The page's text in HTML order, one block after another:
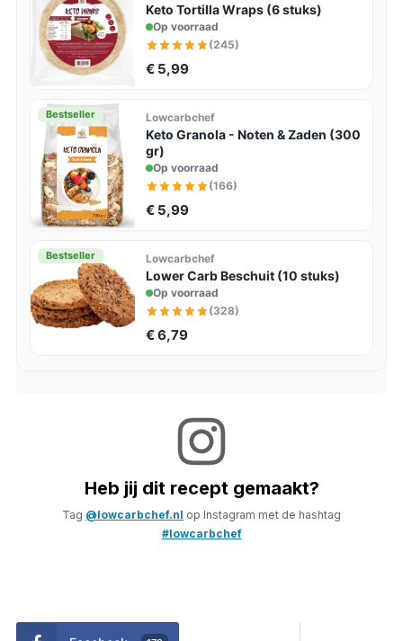
Keto Tortilla Wraps (6 stuks)
Op voorraad
(245)
€ 5,99
Bestseller Lowcarbchef
Keto Granola - Noten & Zaden (300
gr)
Op voorraad
(166)
€ 5,99
Bestseller Lowcarbchef
Lower Carb Beschuit (10 stuks)
Op voorraad
(328)
€ 6,79
Heb jij dit recept gemaakt?
Tag @lowcarbchef.nl op Instagram met de hashtag
#lowcarbchef